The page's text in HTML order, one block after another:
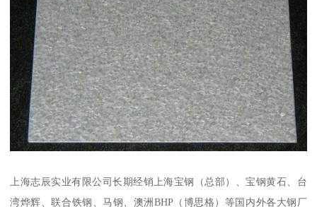
上海志辰实业有限公司长期经销上海宝钢（总部）、宝钢黄石、台
湾烨辉、联合铁钢、马钢、澳洲BHP（博思格）等国内外各大钢厂